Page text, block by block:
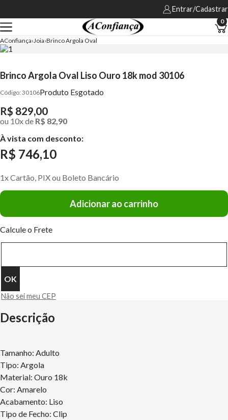
Entrar/Cadastrar
0
AConfiança Joia Brinco Argola Oval
Brinco Argola Oval Liso Ouro 18k mod 30106
30106Produto Esgotado
R$ 829,00
ou 10xde R$ 82,90
À vista com desconto:
R$ 746,10
1x Cartão, PIX ou Boleto Bancário
Adicionar ao carrinho
Calcule o Frete
Não sei meu CEP
Descrição
Tamanho: Adulto
Tipo: Argola
Material: Ouro 18k
Cor: Amarelo
Acabamento: Liso
Tipo de Fecho: Clip